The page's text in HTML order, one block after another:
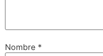
Nombre *